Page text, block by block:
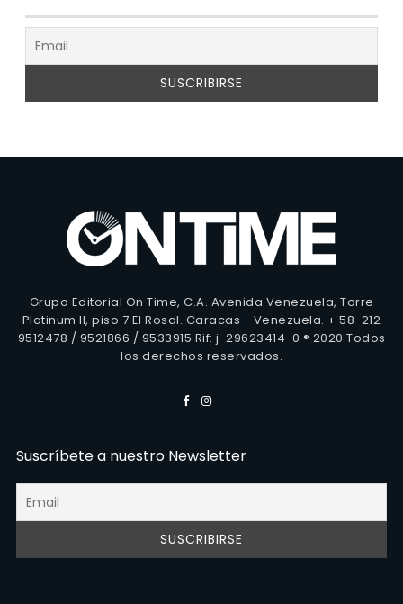
Grupo Editorial On Time, C.A. Avenida Venezuela, Torre
Platinum II, piso 7 El Rosal. Caracas - Venezuela. + 58-212
9512478 / 9521866 / 9533915 Rif: j-29623414-0 ® 2020 Todos
los derechos reservados.
Suscríbete a nuestro Newsletter